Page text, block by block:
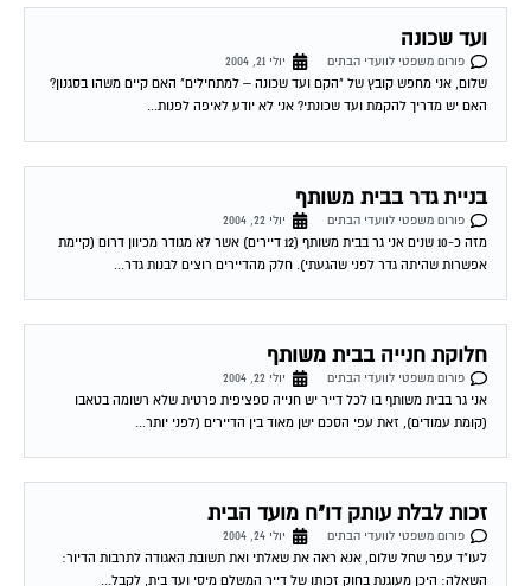
ועד שכונה
פורום משפטי לוועדי הבתים
שלום, אני מחפש קובץ של "הקם ועד שכונה – למתחילים" האם קיים משהו בסגנון?
האם יש מדריך להקמת ועד שכונתי? אני לא יודע לאיפה לפנות...
בניית גדר בבית משותף
פורום משפטי לוועדי הבתים
מזה כ-10 שנים אני גר בבית משותף (12 דיירים) אשר לא מגודר מכיוון דרום (קיימת
אפשרות שהיתה גדר לפני שהגעתי). חלק מהדיירים רוצים לבנות גדר...
חלוקת חנייה בבית משותף
פורום משפטי לוועדי הבתים
יולי 22, 2004
אני גר בבית משותף בו לכל דייר יש חנייה ספציפית פרטית שלא רשומה בטאבו
(קומת עמודים), זאת עפי הסכם ישן מאוד בין הדיירים (לפני יותר...
זכות לבלת עותק דו"ח מועד הבית
פורום משפטי לוועדי הבתים
יולי 24, 2004
לעו"ד עפר שחל שלום, אנא ראה את שאלתי ואת תשובת האגודה לתרבות הדיור:
השאלה: היכן מעוגנת בחוק זכותו של דייר המשלם מיסי ועד בית, לקבל...